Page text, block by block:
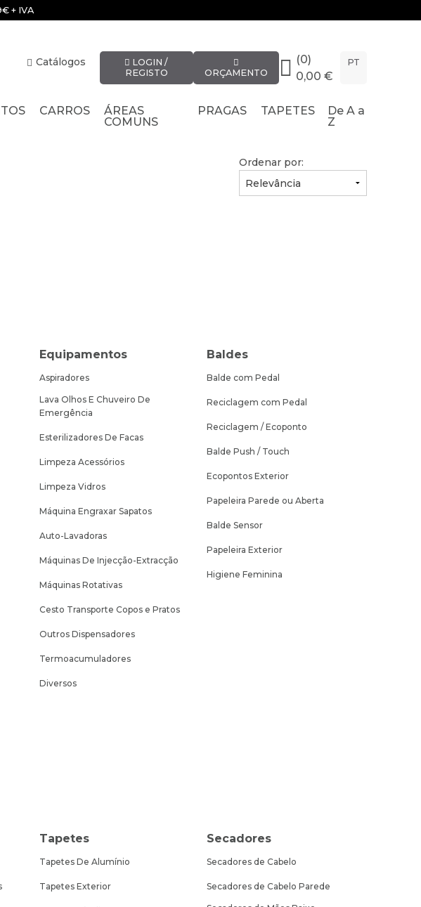
+ IVA
Catálogos
LOGIN /
REGISTO
ORÇAMENTO
(0)
0,00 €
PT
CARROS
ÁREAS
COMUNS
PRAGAS TAPETES
De A a
Z
Ordenar por:
Equipamentos
Aspiradores
Lava Olhos E Chuveiro De
Emergência
Esterilizadores De Facas
Limpeza Acessórios
Limpeza Vidros
Máquina Engraxar Sapatos
Auto-Lavadoras
Máquinas De Injecção-Extracção
Máquinas Rotativas
Cesto Transporte Copos e Pratos
Outros Dispensadores
Termoacumuladores
Diversos
Baldes
Balde com Pedal
Reciclagem com Pedal
Reciclagem / Ecoponto
Balde Push / Touch
Ecopontos Exterior
Papeleira Parede ou Aberta
Balde Sensor
Papeleira Exterior
Higiene Feminina
Tapetes
Tapetes De Alumínio
Tapetes Exterior
Secadores
Secadores de Cabelo
Secadores de Cabelo Parede